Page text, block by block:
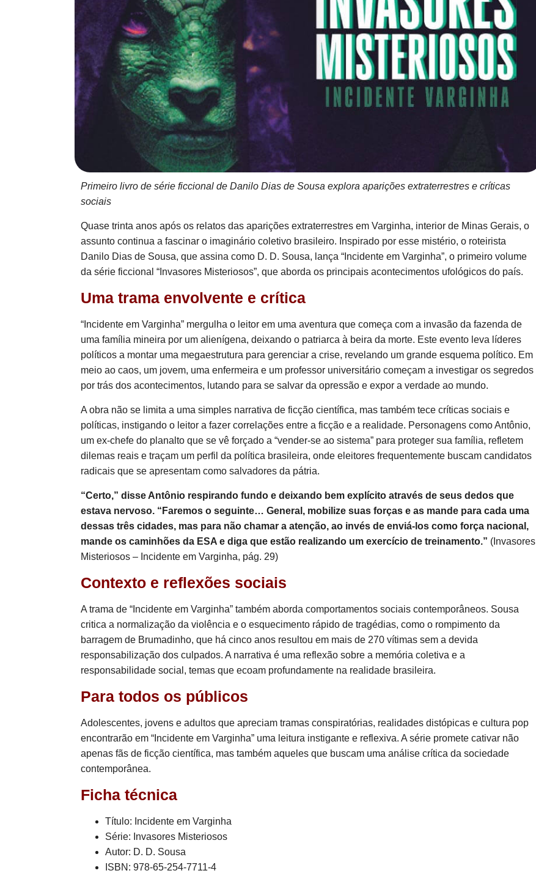
Primeiro livro de série ficcional de Danilo Dias de Sousa explora aparições extraterrestres e críticas
sociais
Quase trinta anos após os relatos das aparições extraterrestres em Varginha, interior de Minas Gerais, o
assunto continua a fascinar o imaginário coletivo brasileiro. Inspirado por esse mistério, o roteirista
Danilo Dias de Sousa, que assina como D. D. Sousa, lança “Incidente em Varginha”, o primeiro volume
da série ficcional “Invasores Misteriosos”, que aborda os principais acontecimentos ufológicos do país.
Uma trama envolvente e crítica
“Incidente em Varginha” mergulha o leitor em uma aventura que começa com a invasão da fazenda de
uma família mineira por um alienígena, deixando o patriarca à beira da morte. Este evento leva líderes
políticos a montar uma megaestrutura para gerenciar a crise, revelando um grande esquema político. Em
meio ao caos, um jovem, uma enfermeira e um professor universitário começam a investigar os segredos
por trás dos acontecimentos, lutando para se salvar da opressão e expor a verdade ao mundo.
A obra não se limita a uma simples narrativa de ficção científica, mas também tece críticas sociais e
políticas, instigando o leitor a fazer correlações entre a ficção e a realidade. Personagens como Antônio,
um ex-chefe do planalto que se vê forçado a “vender-se ao sistema” para proteger sua família, refletem
dilemas reais e traçam um perfil da política brasileira, onde eleitores frequentemente buscam candidatos
radicais que se apresentam como salvadores da pátria.
“Certo,” disse Antônio respirando fundo e deixando bem explícito através de seus dedos que
estava nervoso. “Faremos o seguinte… General, mobilize suas forças e as mande para cada uma
dessas três cidades, mas para não chamar a atenção, ao invés de enviá-los como força nacional,
mande os caminhões da ESA e diga que estão realizando um exercício de treinamento.” (Invasores
Misteriosos – Incidente em Varginha, pág. 29)
Contexto e reflexões sociais
A trama de “Incidente em Varginha” também aborda comportamentos sociais contemporâneos. Sousa
critica a normalização da violência e o esquecimento rápido de tragédias, como o rompimento da
barragem de Brumadinho, que há cinco anos resultou em mais de 270 vítimas sem a devida
responsabilização dos culpados. A narrativa é uma reflexão sobre a memória coletiva e a
responsabilidade social, temas que ecoam profundamente na realidade brasileira.
Para todos os públicos
Adolescentes, jovens e adultos que apreciam tramas conspiratórias, realidades distópicas e cultura pop
encontrarão em “Incidente em Varginha” uma leitura instigante e reflexiva. A série promete cativar não
apenas fãs de ficção científica, mas também aqueles que buscam uma análise crítica da sociedade
contemporânea.
Ficha técnica
Título: Incidente em Varginha
Série: Invasores Misteriosos
Autor: D. D. Sousa
ISBN: 978-65-254-7711-4